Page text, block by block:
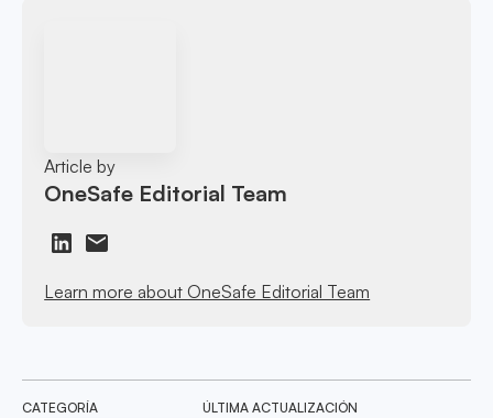
Article by
OneSafe Editorial Team
Learn more about OneSafe Editorial Team
CATEGORÍA ÚLTIMA ACTUALIZACIÓN